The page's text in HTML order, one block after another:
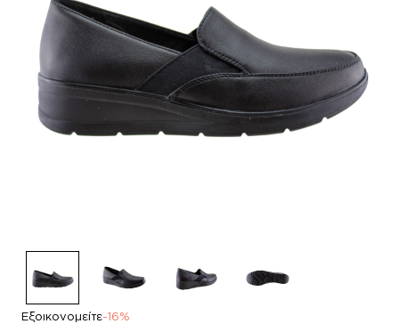
Εξοικονομείτε-16%